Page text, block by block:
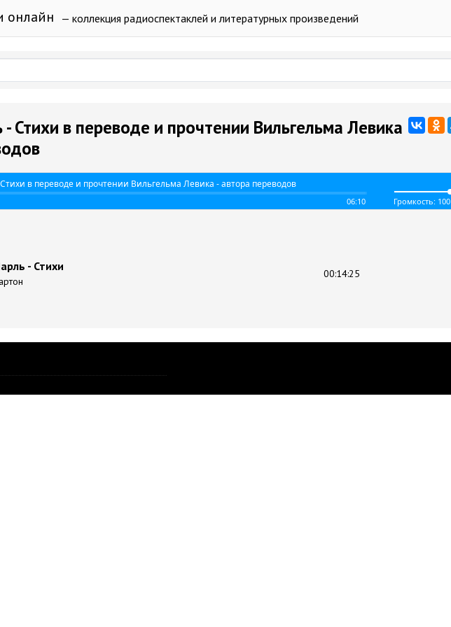
онлайн — коллекция радиоспектаклей и литературных произведений
Стихи в переводе и прочтении Вильгельма Левика
в переводе и прочтении Вильгельма Левика - автора переводов
06:10 Громкость: 100
- Стихи
00:14:25